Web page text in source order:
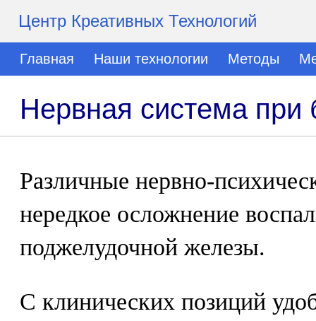
Центр Креативных Технологий
Главная Наши технологии Методы
Нервная система при
Различные нервно-
нередкое осложнение
поджелудочной железы.
С клинических позиций